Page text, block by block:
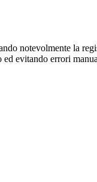
notevolmente la
evitando errori